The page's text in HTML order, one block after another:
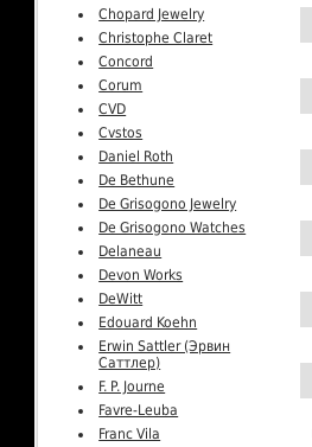
Chopard Jewelry
Christophe Claret
Concord
Corum
CVD
Cvstos
Daniel Roth
De Bethune
De Grisogono Jewelry
De Grisogono Watches
Delaneau
Devon Works
DeWitt
Edouard Koehn
Erwin Sattler (Эрвин
Саттлер)
F. P. Journe
Favre-Leuba
Franc Vila